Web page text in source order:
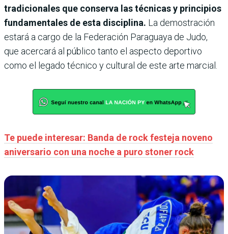
tradicionales que conserva las técnicas y principios
fundamentales de esta disciplina. La demostración
estará a cargo de la Federación Paraguaya de Judo,
que acercará al público tanto el aspecto deportivo
como el legado técnico y cultural de este arte marcial.
Te puede interesar: Banda de rock festeja noveno
aniversario con una noche a puro stoner rock